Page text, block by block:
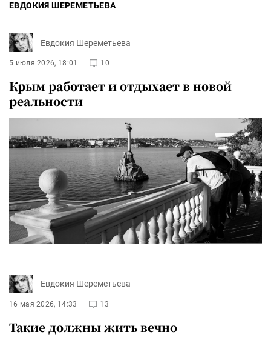
ЕВДОКИЯ ШЕРЕМЕТЬЕВА
Евдокия Шереметьева
5 июля 2026, 18:01 10
Крым работает и отдыхает в новой
реальности
Евдокия Шереметьева
16 мая 2026, 14:33 13
Такие должны жить вечно